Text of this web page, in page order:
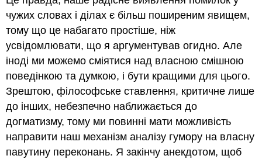
чужих словах і ділах є більш поширеним явищем,
тому що це набагато простіше, ніж
усвідомлювати, що я аргументував огидно. Але
іноді ми можемо сміятися над власною смішною
поведінкою та думкою, і бути кращими для цього.
Зрештою, філософське ставлення, критичне лише
до інших, небезпечно наближається до
догматизму, тому ми повинні мати можливість
направити наш механізм аналізу гумору на власну
павутину переконань. Я закінчу анекдотом, щоб